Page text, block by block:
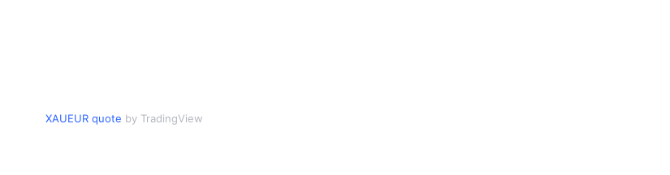
XAUEUR quote by TradingView